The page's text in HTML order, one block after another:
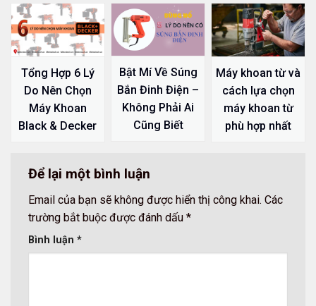
Tổng Hợp 6 Lý
Do Nên Chọn
Máy Khoan
Black & Decker
Bật Mí Về Súng
Bắn Đinh Điện –
Không Phải Ai
Cũng Biết
Máy khoan từ và
cách lựa chọn
máy khoan từ
phù hợp nhất
Để lại một bình luận
Email của bạn sẽ không được hiển thị công khai. Các
trường bắt buộc được đánh dấu *
Bình luận *